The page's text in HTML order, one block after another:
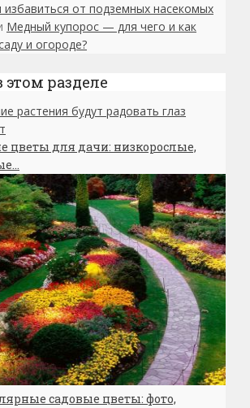
от подземных насекомых
Медный купорос — для чего и как
и огороде?
разделе
цветы для дачи: низкорослые,
садовые цветы: фото,